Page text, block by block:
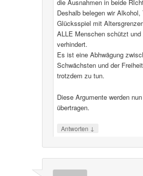
die Ausnahmen in beide
Deshalb belegen wir Alkohol,
Glücksspiel mit
ALLE Menschen schützt
verhindert.
Es ist eine Abhwägung
Schwächsten und der
trotzdem zu tun.
Diese Argumente werden
übertragen.
Antworten ↓